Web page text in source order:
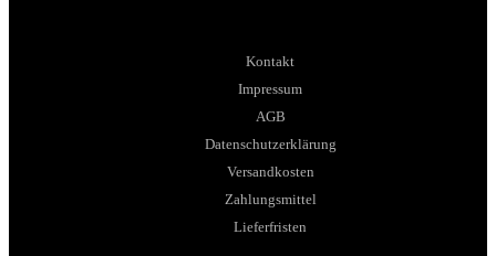
Kontakt
Impressum
AGB
Datenschutzerklärung
Versandkosten
Zahlungsmittel
Lieferfristen